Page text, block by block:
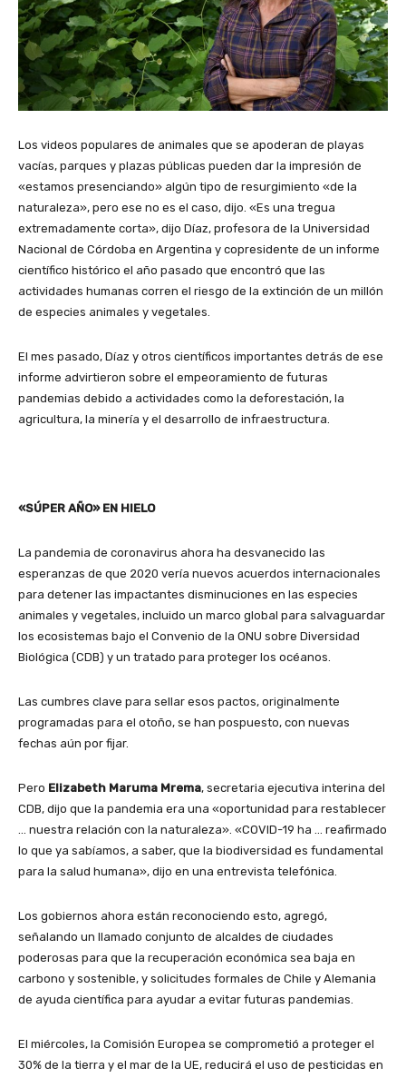
Los videos populares de animales que se apoderan de playas
vacías, parques y plazas públicas pueden dar la impresión de
«estamos presenciando» algún tipo de resurgimiento «de la
naturaleza», pero ese no es el caso, dijo. «Es una tregua
extremadamente corta», dijo Díaz, profesora de la Universidad
Nacional de Córdoba en Argentina y copresidente de un informe
científico histórico el año pasado que encontró que las
actividades humanas corren el riesgo de la extinción de un millón
de especies animales y vegetales.
El mes pasado, Díaz y otros científicos importantes detrás de ese
informe advirtieron sobre el empeoramiento de futuras
pandemias debido a actividades como la deforestación, la
agricultura, la minería y el desarrollo de infraestructura.
«SÚPER AÑO» EN HIELO
La pandemia de coronavirus ahora ha desvanecido las
esperanzas de que 2020 vería nuevos acuerdos internacionales
para detener las impactantes disminuciones en las especies
animales y vegetales, incluido un marco global para salvaguardar
los ecosistemas bajo el Convenio de la ONU sobre Diversidad
Biológica (CDB) y un tratado para proteger los océanos.
Las cumbres clave para sellar esos pactos, originalmente
programadas para el otoño, se han pospuesto, con nuevas
fechas aún por fijar.
Pero Elizabeth Maruma Mrema, secretaria ejecutiva interina del
CDB, dijo que la pandemia era una «oportunidad para restablecer
… nuestra relación con la naturaleza». «COVID-19 ha … reafirmado
lo que ya sabíamos, a saber, que la biodiversidad es fundamental
para la salud humana», dijo en una entrevista telefónica.
Los gobiernos ahora están reconociendo esto, agregó,
señalando un llamado conjunto de alcaldes de ciudades
poderosas para que la recuperación económica sea baja en
carbono y sostenible, y solicitudes formales de Chile y Alemania
de ayuda científica para ayudar a evitar futuras pandemias.
El miércoles, la Comisión Europea se comprometió a proteger el
30% de la tierra y el mar de la UE, reducirá el uso de pesticidas en